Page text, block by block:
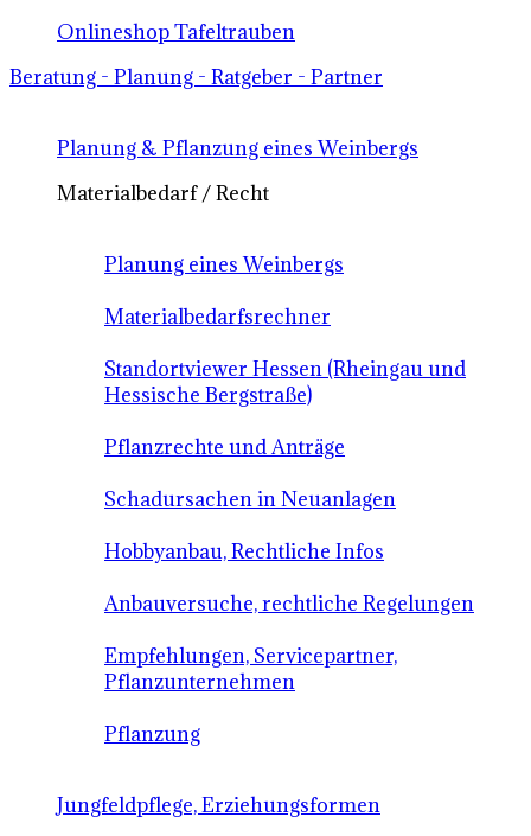
Onlineshop Tafeltrauben
Beratung - Planung - Ratgeber - Partner
Planung & Pflanzung eines Weinbergs
Materialbedarf / Recht
Planung eines Weinbergs
Materialbedarfsrechner
Standortviewer Hessen (Rheingau und
Hessische Bergstraße)
Pflanzrechte und Anträge
Schadursachen in Neuanlagen
Hobbyanbau, Rechtliche Infos
Anbauversuche, rechtliche Regelungen
Empfehlungen, Servicepartner,
Pflanzunternehmen
Pflanzung
Jungfeldpflege, Erziehungsformen